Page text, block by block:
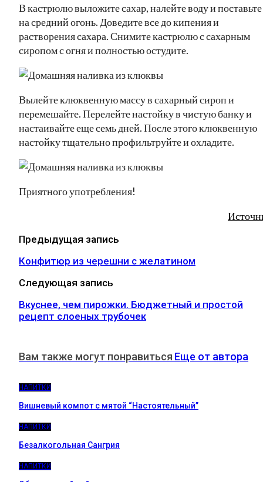
В кастрюлю выложите сахар, налейте воду и поставьте
на средний огонь. Доведите все до кипения и
растворения сахара. Снимите кастрюлю с сахарным
сиропом с огня и полностью остудите.
Вылейте клюквенную массу в сахарный сироп и
перемешайте. Перелейте настойку в чистую банку и
настаивайте еще семь дней. После этого клюквенную
настойку тщательно профильтруйте и охладите.
Приятного употребления!
Предыдущая запись
Конфитюр из черешни с желатином
Следующая запись
Вкуснее, чем пирожки. Бюджетный и простой
рецепт слоеных трубочек
Вам также могут понравиться Еще от автора
НАПИТКИ
Вишневый компот с мятой “Настоятельный”
НАПИТКИ
Безалкогольная Сангрия
НАПИТКИ